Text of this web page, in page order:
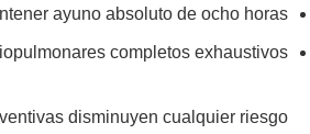
ayuno absoluto de ocho horas.
completos exhaustivos.
disminuyen cualquier riesgo